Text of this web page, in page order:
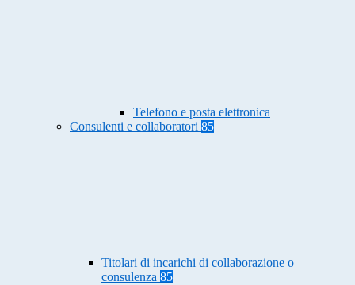
Telefono e posta elettronica
Consulenti e collaboratori 85
Titolari di incarichi di collaborazione o
consulenza 85